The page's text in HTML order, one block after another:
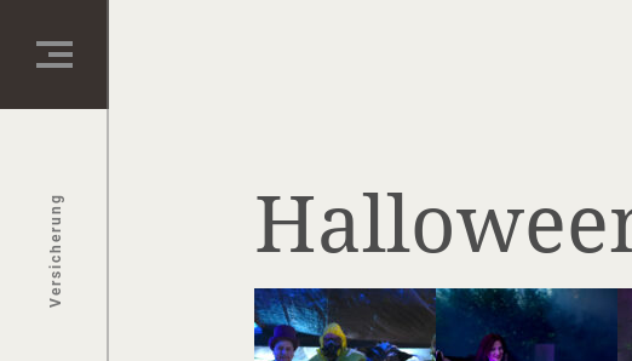
Versicherung